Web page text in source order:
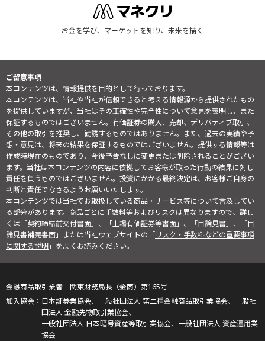
お金を学び、マーケットを知り、未来を描く
ご留意事項
本コンテンツは、情報提供を目的として行っております。
本コンテンツは、当社や当社が信頼できると考える情報源から提供されたもの
を提供していますが、当社はその正確性や完全性について意見を表明し、また
保証するものではございません。有価証券の購入、売却、デリバティブ取引、
その他の取引を推奨し、勧誘するものではありません。また、過去の実績や予
想・意見は、将来の結果を保証するものではございません。提供する情報等は
作成時現在のものであり、今後予告なしに変更または削除されることがござい
ます。当社は本コンテンツの内容に依拠してお客様が取った行動の結果に対し
責任を負うものではございません。投資にかかる最終決定は、お客様ご自身の
判断と責任でなさるようお願いいたします。
本コンテンツでは当社でお取扱している商品・サービス等について言及してい
る部分があります。商品ごとに手数料等およびリスクは異なりますので、詳し
くは「契約締結前交付書面」、「上場有価証券等書面」、「目論見書」、「目
論見書補完書面」または当社ウェブサイトの「リスク・手数料などの重要事項
に関する説明」をよくお読みください。
金融商品取引業者 関東財務局長（金商）第165号
日本証券業協会、一般社団法人 第二種金融商品取引業協会、一般社
団法人 金融先物取引業協会、
一般社団法人 日本暗号資産等取引業協会、一般社団法人 資産運用業
協会